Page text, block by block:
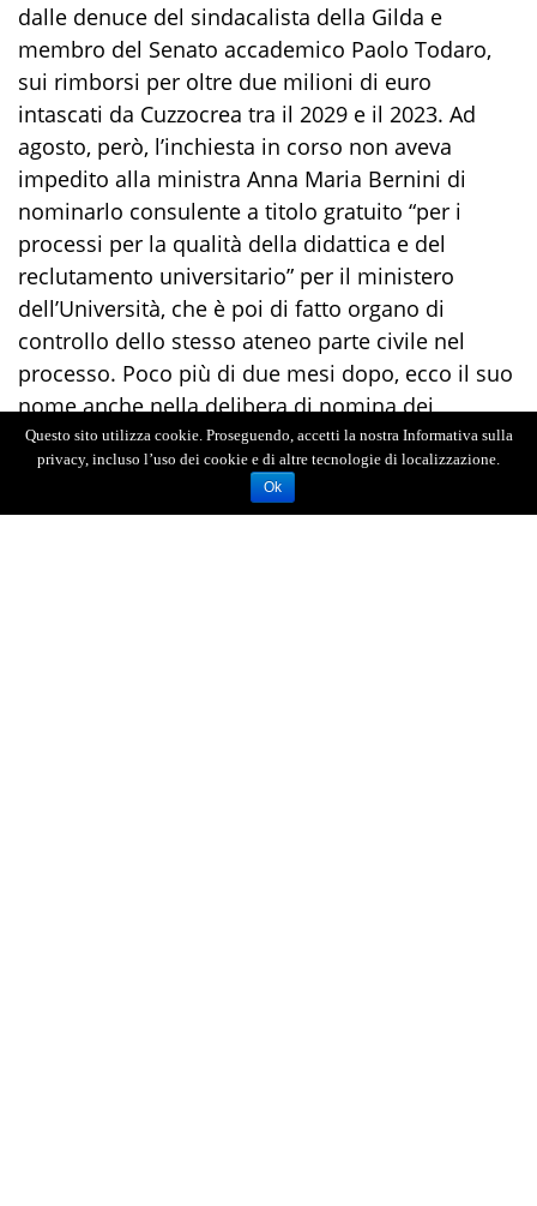
dalle denuce del sindacalista della Gilda e
membro del Senato accademico Paolo Todaro,
sui rimborsi per oltre due milioni di euro
intascati da Cuzzocrea tra il 2029 e il 2023. Ad
agosto, però, l’inchiesta in corso non aveva
impedito alla ministra Anna Maria Bernini di
nominarlo consulente a titolo gratuito “per i
processi per la qualità della didattica e del
reclutamento universitario” per il ministero
dell’Università, che è poi di fatto organo di
controllo dello stesso ateneo parte civile nel
processo. Poco più di due mesi dopo, ecco il suo
nome anche nella delibera di nomina dei
membri della Commissione per le valutazioni
d’impatto ambientale (la cosiddetta
Commissione Via-Vas) firmata dal ministro
Questo sito utilizza cookie. Proseguendo, accetti la nostra Informativa sulla
privacy, incluso l’uso dei cookie e di altre tecnologie di localizzazione.
Ok